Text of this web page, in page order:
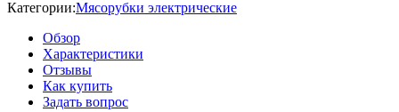
Категории:Мясорубки электрические
Обзор
Характеристики
Отзывы
Как купить
Задать вопрос